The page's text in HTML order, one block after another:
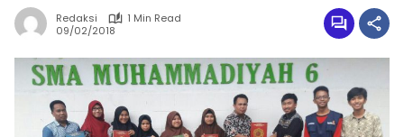
Redaksi
1 Min Read
09/02/2018